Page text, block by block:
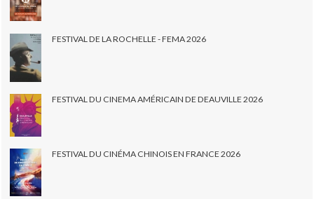
FESTIVAL DE LA ROCHELLE - FEMA 2026
FESTIVAL DU CINEMA AMÉRICAIN DE DEAUVILLE 2026
FESTIVAL DU CINÉMA CHINOIS EN FRANCE 2026